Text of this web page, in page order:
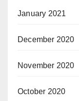
January 2021
December 2020
November 2020
October 2020